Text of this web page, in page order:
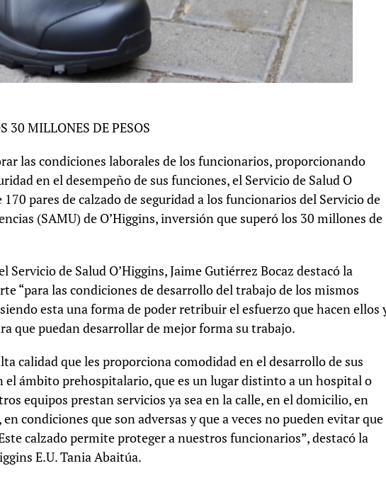
30 MILLONES DE PESOS
las condiciones laborales de los funcionarios, proporcionando
en el desempeño de sus funciones, el Servicio de Salud O
pares de calzado de seguridad a los funcionarios del Servicio de
(SAMU) de O’Higgins, inversión que superó los 30 millones de
Servicio de Salud O’Higgins, Jaime Gutiérrez Bocaz destacó la
“para las condiciones de desarrollo del trabajo de los mismos
esta una forma de poder retribuir el esfuerzo que hacen ellos
que puedan desarrollar de mejor forma su trabajo.
calidad que les proporciona comodidad en el desarrollo de sus
el ámbito prehospitalario, que es un lugar distinto a un hospital o
equipos prestan servicios ya sea en la calle, en el domicilio, en
condiciones que son adversas y que a veces no pueden evitar que
calzado permite proteger a nuestros funcionarios”, destacó la
E.U. Tania Abaitúa.